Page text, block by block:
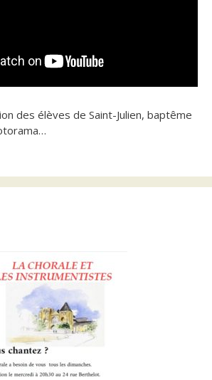
des élèves de Saint-Julien, baptême